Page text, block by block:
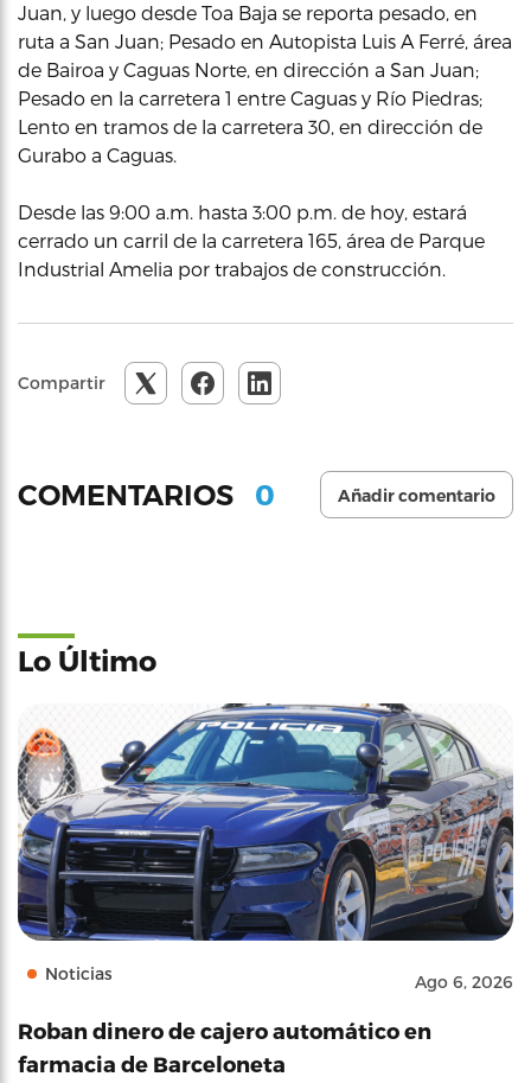
Juan, y luego desde Toa Baja se reporta pesado, en
ruta a San Juan; Pesado en Autopista Luis A Ferré, área
de Bairoa y Caguas Norte, en dirección a San Juan;
Pesado en la carretera 1 entre Caguas y Río Piedras;
Lento en tramos de la carretera 30, en dirección de
Gurabo a Caguas.
Desde las 9:00 a.m. hasta 3:00 p.m. de hoy, estará
cerrado un carril de la carretera 165, área de Parque
Industrial Amelia por trabajos de construcción.
Compartir
COMENTARIOS 0 Añadir comentario
Lo Último
Noticias Ago 6, 2026
Roban dinero de cajero automático en
farmacia de Barceloneta